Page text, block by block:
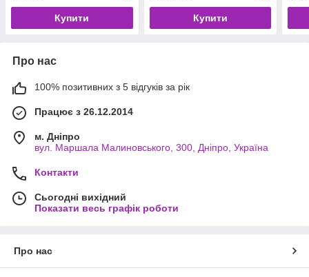
Купити Купити
Про нас
100% позитивних з 5 відгуків за рік
Працює з 26.12.2014
м. Дніпро
вул. Маршала Малиновського, 300, Дніпро, Україна
Контакти
Сьогодні вихідний
Показати весь графік роботи
Про нас